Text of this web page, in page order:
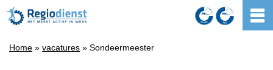
Home » vacatures » Sondeermeester